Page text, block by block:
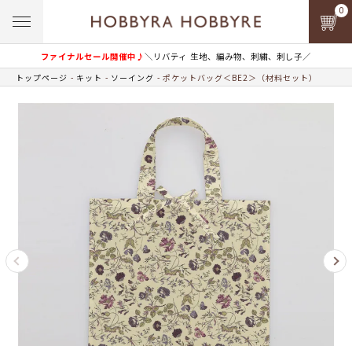
ファイナルセール開催中♪＼リバティ 生地、編み物、刺繍、刺し子／
0
トップページ キット ソーイング ポケットバッグ＜BE2＞（材料セット）